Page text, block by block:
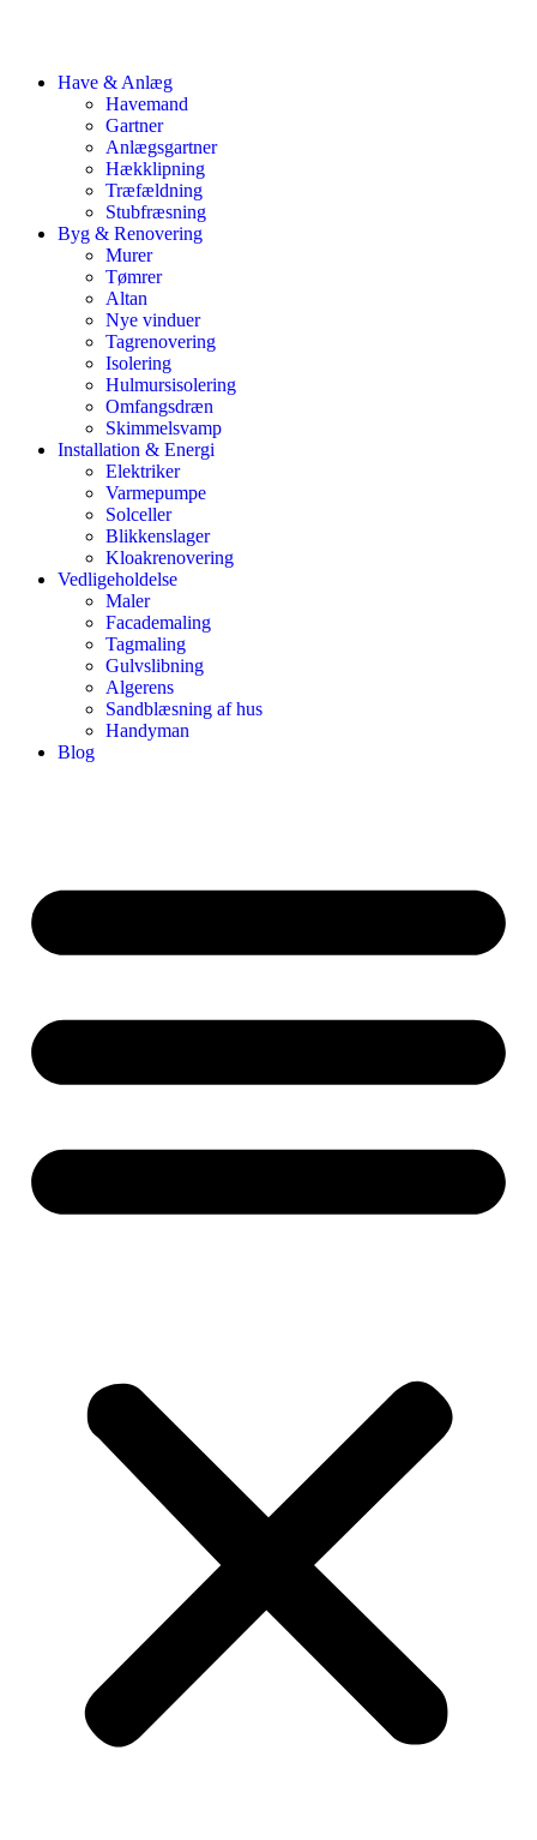
Have & Anlæg
Havemand
Gartner
Anlægsgartner
Hækklipning
Træfældning
Stubfræsning
Byg & Renovering
Murer
Tømrer
Altan
Nye vinduer
Tagrenovering
Isolering
Hulmursisolering
Omfangsdræn
Skimmelsvamp
Installation & Energi
Elektriker
Varmepumpe
Solceller
Blikkenslager
Kloakrenovering
Vedligeholdelse
Maler
Facademaling
Tagmaling
Gulvslibning
Algerens
Sandblæsning af hus
Handyman
Blog